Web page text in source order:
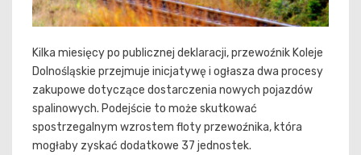
Kilka miesięcy po publicznej deklaracji, przewoźnik Koleje
Dolnośląskie przejmuje inicjatywę i ogłasza dwa procesy
zakupowe dotyczące dostarczenia nowych pojazdów
spalinowych. Podejście to może skutkować
spostrzegalnym wzrostem floty przewoźnika, która
mogłaby zyskać dodatkowe 37 jednostek.